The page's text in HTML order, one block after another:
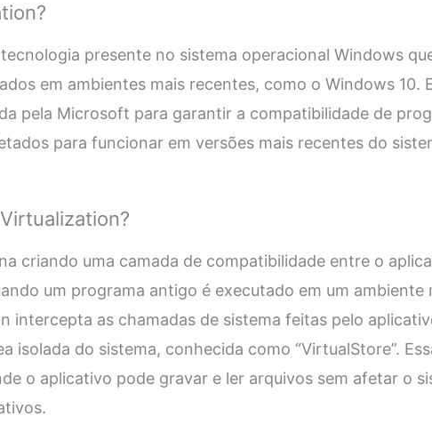
presente no sistema operacional Windows
em ambientes mais recentes, como o Windows 10.
pela Microsoft para garantir a compatibilidade de
para funcionar em versões mais recentes do
criando uma camada de compatibilidade entre o
um programa antigo é executado em um ambiente
intercepta as chamadas de sistema feitas pelo
isolada do sistema, conhecida como “VirtualStore”.
o aplicativo pode gravar e ler arquivos sem afetar o